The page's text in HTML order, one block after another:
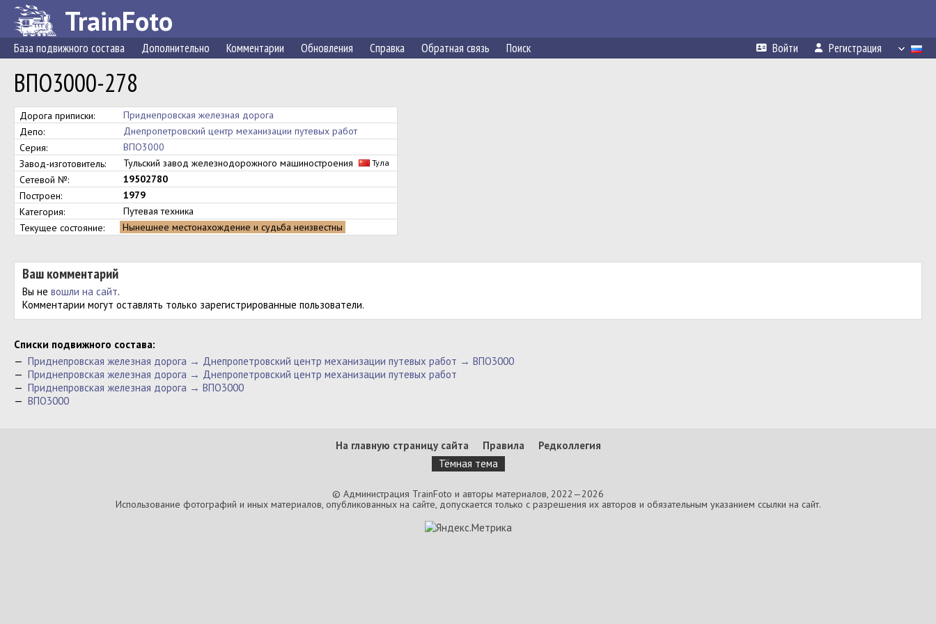
TrainFoto
База подвижного состава Дополнительно Комментарии Обновления Справка Обратная связь Поиск Войти Регистрация
ВПО3000-278
Дорога приписки:
Приднепровская железная дорога
Депо:
Днепропетровский центр механизации путевых работ
Серия:
ВПО3000
Завод-изготовитель:
Тульский завод железнодорожного машиностроения Тула
Сетевой №:
19502780
Построен:
1979
Категория:
Путевая техника
Текущее состояние:
Нынешнее местонахождение и судьба неизвестны
Ваш комментарий
Вы не вошли на сайт.
Комментарии могут оставлять только зарегистрированные пользователи.
Cписки подвижного состава:
— Приднепровская железная дорога → Днепропетровский центр механизации путевых работ → ВПО3000
— Приднепровская железная дорога → Днепропетровский центр механизации путевых работ
— Приднепровская железная дорога → ВПО3000
— ВПО3000
На главную страницу сайта Правила
Редколлегия
Тёмная тема
© Администрация TrainFoto и авторы материалов, 2022—2026
Использование фотографий и иных материалов, опубликованных на сайте, допускается только с разрешения их авторов и обязательным указанием ссылки на сайт.